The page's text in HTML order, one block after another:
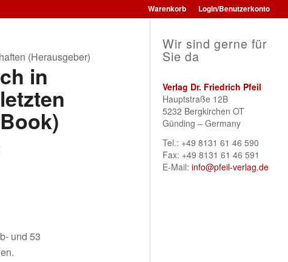
Warenkorb Login/Benutzerkonto
(Herausgeber)
in
und 53
Wir sind gerne für
Sie da
Verlag Dr. Friedrich Pfeil
Hauptstraße 12B
5232 Bergkirchen OT
Günding – Germany
Tel.: +49 8131 61 46 590
Fax: +49 8131 61 46 591
E-Mail:info@pfeil-verlag.de